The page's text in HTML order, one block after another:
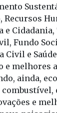
Recursos
e
Fundo
Civil e
e melhores
ainda,
e